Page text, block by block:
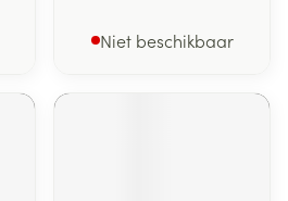
Niet beschikbaar